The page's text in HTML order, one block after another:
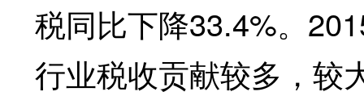
税同比下降33.4%。
行业税收贡献较多，较